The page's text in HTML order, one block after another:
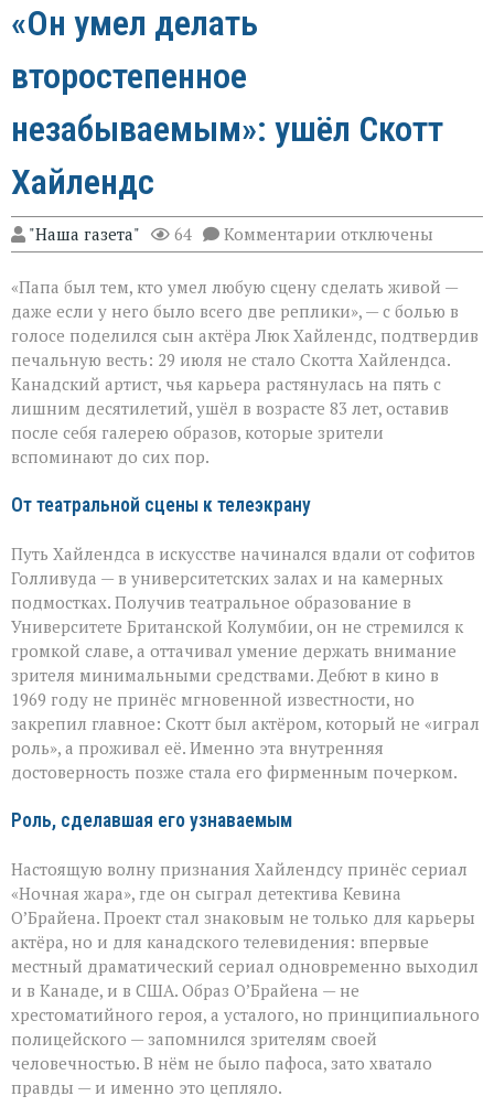
«Он умел делать
второстепенное
незабываемым»: ушёл Скотт
Хайлендс
"Наша газета" 64 Комментарии к
записи
умел
делать
второстепенное
незабываемым»:
ушёл
Скотт
Хайлендс
отключены
«Папа был тем, кто умел любую сцену сделать живой —
даже если у него было всего две реплики», — с болью в
голосе поделился сын актёра Люк Хайлендс, подтвердив
печальную весть: 29 июля не стало Скотта Хайлендса.
Канадский артист, чья карьера растянулась на пять с
лишним десятилетий, ушёл в возрасте 83 лет, оставив
после себя галерею образов, которые зрители
вспоминают до сих пор.
От театральной сцены к телеэкрану
Путь Хайлендса в искусстве начинался вдали от софитов
Голливуда — в университетских залах и на камерных
подмостках. Получив театральное образование в
Университете Британской Колумбии, он не стремился к
громкой славе, а оттачивал умение держать внимание
зрителя минимальными средствами. Дебют в кино в
1969 году не принёс мгновенной известности, но
закрепил главное: Скотт был актёром, который не «играл
роль», а проживал её. Именно эта внутренняя
достоверность позже стала его фирменным почерком.
Роль, сделавшая его узнаваемым
Настоящую волну признания Хайлендсу принёс сериал
«Ночная жара», где он сыграл детектива Кевина
О’Брайена. Проект стал знаковым не только для карьеры
актёра, но и для канадского телевидения: впервые
местный драматический сериал одновременно выходил
и в Канаде, и в США. Образ О’Брайена — не
хрестоматийного героя, а усталого, но принципиального
полицейского — запомнился зрителям своей
человечностью. В нём не было пафоса, зато хватало
правды — и именно это цепляло.